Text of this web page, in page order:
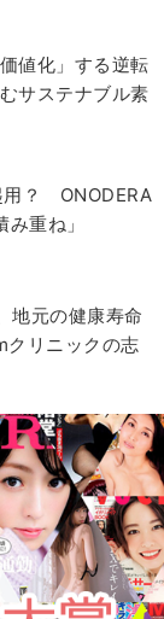
値化」する逆転
サステナブル素
用？ ONODERA
重ね」
地元の健康寿命
クリニックの志